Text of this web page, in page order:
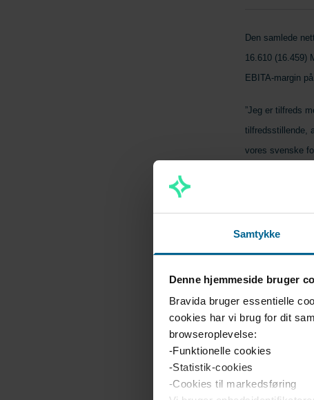
Samtykke
Denne hjemmeside bruger
Bravida bruger essentielle
cookies har vi brug for dit
browseroplevelse:
-Funktionelle cookies
-Statistik-cookies
-Cookies til markedsføring
Den samlede
16.610 (16.459)
EBITA-margin
”Jeg er tilfreds
tilfredsstillende,
vores svenske
påvirket af i alt
Johansson,
styrket ledelse,
projekter bliver
sigt ser jeg
vores
Bravida